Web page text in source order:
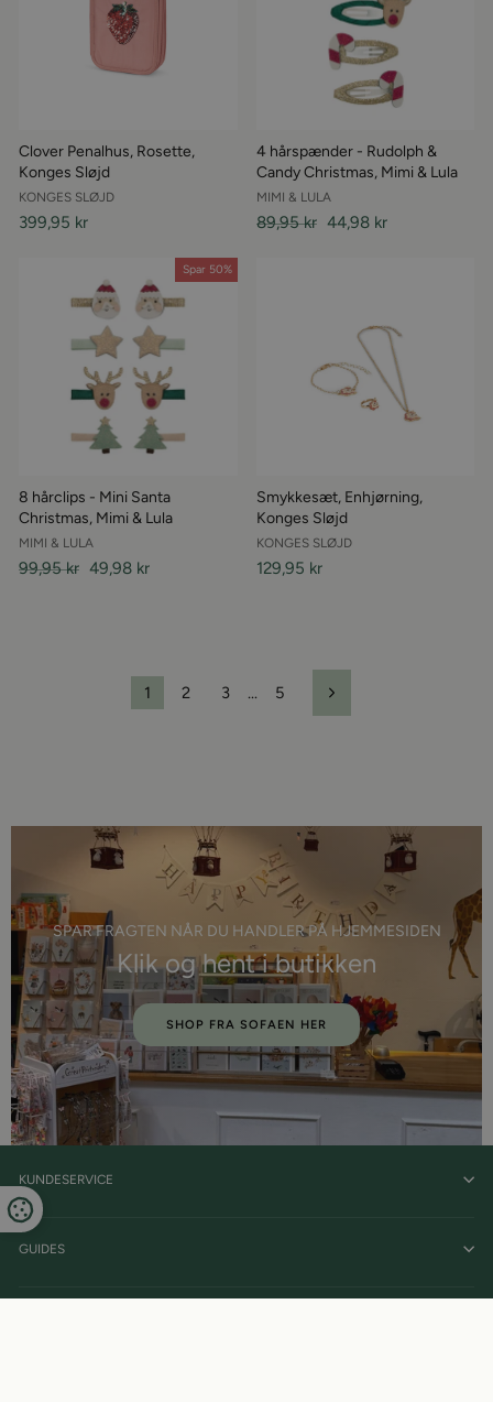
Clover Penalhus, Rosette,
Konges Sløjd
KONGES SLØJD
399,95 kr
4 hårspænder - Rudolph &
Candy Christmas, Mimi & Lula
MIMI & LULA
Almindelige
89,95 kr Udsalgspris
44,98 kr
Spar 50%
8 hårclips - Mini Santa
Christmas, Mimi & Lula
MIMI & LULA
Almindelige
99,95 kr Udsalgspris
49,98 kr
Smykkesæt, Enhjørning,
Konges Sløjd
KONGES SLØJD
129,95 kr
1 2 3 … 5 Næste
SPAR FRAGTEN NÅR DU HANDLER PÅ HJEMMESIDEN
Klik og hent i butikken
SHOP FRA SOFAEN HER
KUNDESERVICE
GUIDES